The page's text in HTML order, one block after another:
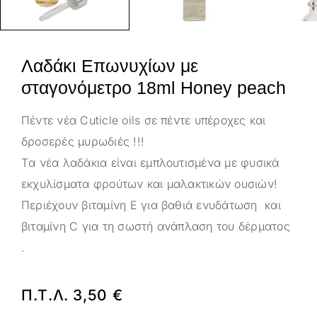
Λαδάκι Επωνυχίων με
σταγονόμετρο 18ml Honey peach
Πέντε νέα Cuticle oils σε πέντε υπέροχες και
δροσερές μυρωδιές !!!
Tα νέα λαδάκια είναι εμπλουτισμένα με φυσικά
εκχυλίσματα φρούτων και μαλακτικών ουσιών!
Περιέχουν βιταμίνη Ε για βαθιά ενυδάτωση και
βιταμίνη C για τη σωστή ανάπλαση του δέρματος
.
Π.Τ.Λ. 3,50 €